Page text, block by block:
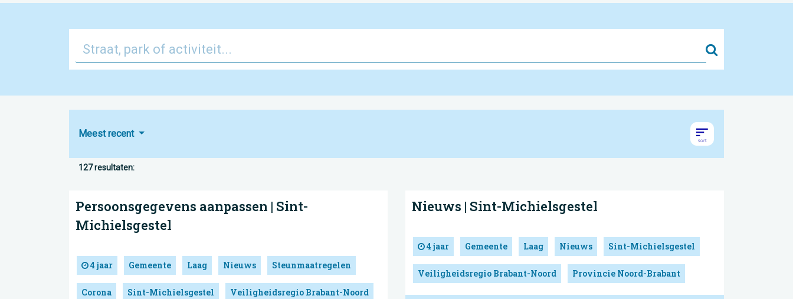
Zoek
Meest recent
127 resultaten:
Persoonsgegevens aanpassen | Sint-
Michielsgestel
4 jaar Gemeente Laag Nieuws Steunmaatregelen
Corona Sint-Michielsgestel Veiligheidsregio Brabant-Noord
Nieuws | Sint-Michielsgestel
4 jaar Gemeente Laag Nieuws Sint-Michielsgestel
Veiligheidsregio Brabant-Noord Provincie Noord-Brabant